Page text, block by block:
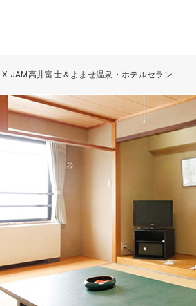
JAM高井富士＆よませ温泉・ホテルセラン